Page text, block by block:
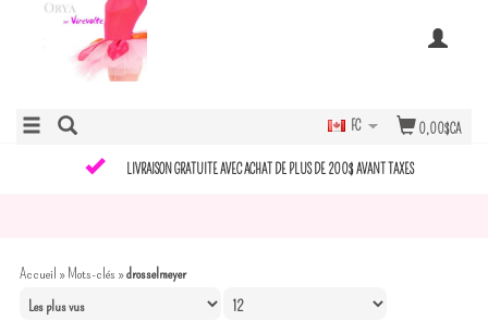
0,00$CA
FC
LIVRAISON GRATUITE AVEC ACHAT DE PLUS DE 200$ AVANT TAXES
Accueil »Mots-clés »drosselmeyer